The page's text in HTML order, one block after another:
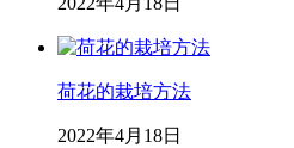
荷花的栽培方法
2022年4月18日